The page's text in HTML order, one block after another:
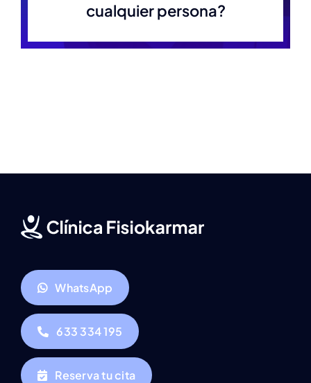
cualquier persona?
WhatsApp
633 334 195
Reserva tu cita